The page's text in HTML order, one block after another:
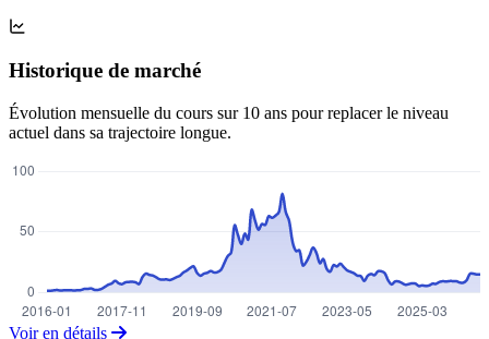
Historique de marché
Évolution mensuelle du cours sur 10 ans pour replacer le niveau
actuel dans sa trajectoire longue.
Voir en détails